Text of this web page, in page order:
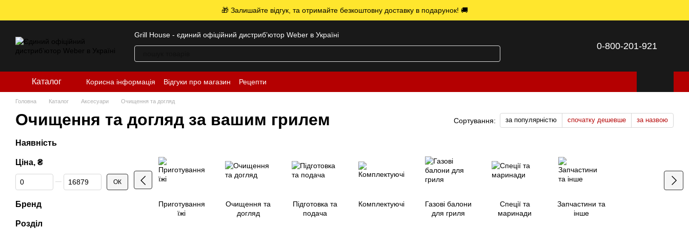
🎁 Залишайте відгук, та отримайте безкоштовну доставку в подарунок! 🚚
Grill House - єдиний офіційний дистрибʼютор Weber в Україні
0-800-201-921
Каталог Корисна інформація Відгуки про магазин Рецепти
Головна Каталог Аксесуари Очищення та догляд
Очищення та догляд за вашим грилем Сортування: за популярністю спочатку дешевше за назвою
Приготування
їжі
Очищення та
догляд
Підготовка та
подача
Комплектуючі
Газові балони
для гриля
Спеції та
маринади
Запчастини та
інше
Наявність
Ціна, ₴
Від Ціна, ₴
До Ціна, ₴ ОК
Бренд
Розділ